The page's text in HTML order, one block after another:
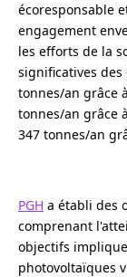
écoresponsable
engagement
les efforts de la
significatives des
tonnes/an grâce
tonnes/an grâce
347 tonnes/an
PGH a établi des
comprenant
objectifs
photovoltaïques